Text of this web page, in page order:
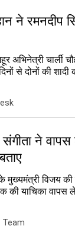
ने रमनदीप
अभिनेत्री चार्ली
से दोनों की शादी
संगीता ने
मुख्‍यमंत्री विजय
की याचिका वापस
Team